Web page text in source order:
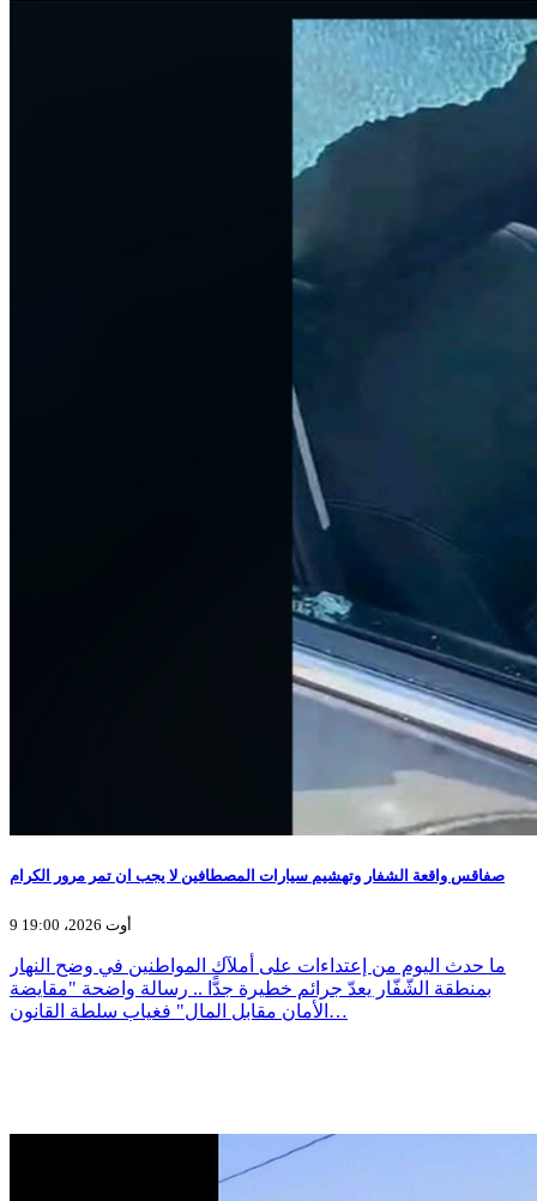
صفاقس واقعة الشفار وتهشيم سيارات المصطافين لا يجب ان تمر مرور الكرام
9 أوت 2026، 19:00
ما حدث اليوم من إعتداءات على أملآك المواطنين في وضح النهار
بمنطقة الشّفّار يعدّ جرائم خطيرة جدًّا .. رسالة واضحة "مقايضة
الأمان مقابل المال" فغياب سلطة القانون…